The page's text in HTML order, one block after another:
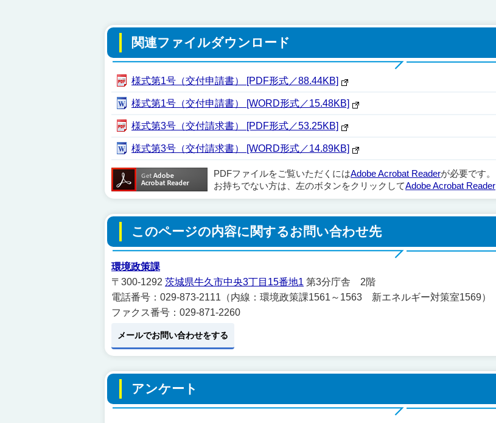
関連ファイルダウンロード
様式第1号（交付申請書） [PDF形式／88.44KB]
様式第1号（交付申請書） [WORD形式／15.48KB]
様式第3号（交付請求書） [PDF形式／53.25KB]
様式第3号（交付請求書） [WORD形式／14.89KB]
PDFファイルをご覧いただくにはAdobe Acrobat Readerが必要です。
お持ちでない方は、左のボタンをクリックしてAdobe Acrobat Reader
このページの内容に関するお問い合わせ先
環境政策課
〒300-1292 茨城県牛久市中央3丁目15番地1 第3分庁舎 2階
電話番号：029-873-2111（内線：環境政策課1561～1563 新エネルギー対策室1569）
ファクス番号：029-871-2260
メールでお問い合わせをする
アンケート